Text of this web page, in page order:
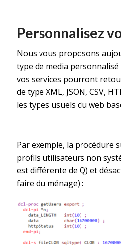
Personnalisez
Nous vous proposons
type de media
vos services pourront
de type XML, JSON, CSV,
les types usuels du web
Par exemple, la procédure
profils utilisateurs non
est différente de Q) et
faire du ménage) :